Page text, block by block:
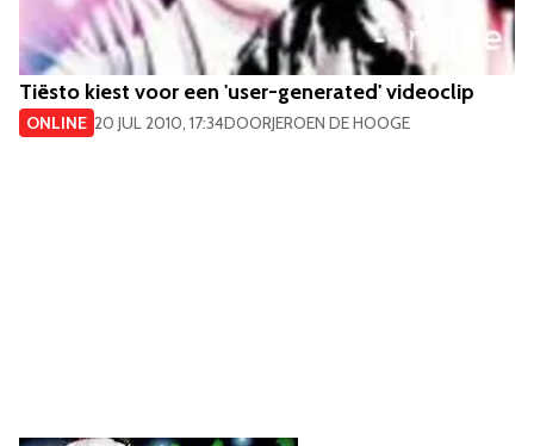
Tiësto kiest voor een 'user-generated' videoclip
ONLINE 20 JUL 2010, 17:34DOORJEROEN DE HOOGE